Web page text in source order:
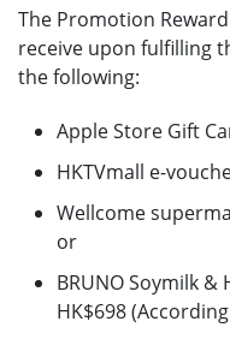
The Promotion
receive upon fulfilling
the following:
Apple Store Gift
HKTVmall e-
Wellcome
or
BRUNO Soymilk
HK$698